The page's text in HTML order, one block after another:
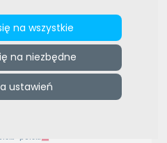
na wszystkie
na niezbędne
ustawień
tłumaczeniową, lecz
się z wysoce
tłumaczy przysięgłych